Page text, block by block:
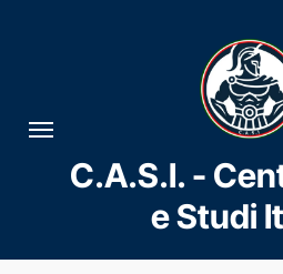
C.A.S.I. -
e Studi